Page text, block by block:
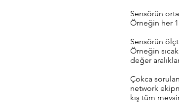
Sensörün
Örneğin her
Sensörün
Örneğin
değer
Çokca
network
kış tüm